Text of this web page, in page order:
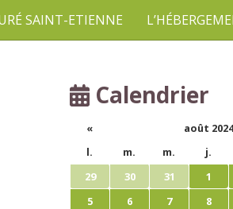
SAINT-ETIENNE
Calendrier
« août 2024
l.
m. m. j.
29
30 31 1
5
6 7 8